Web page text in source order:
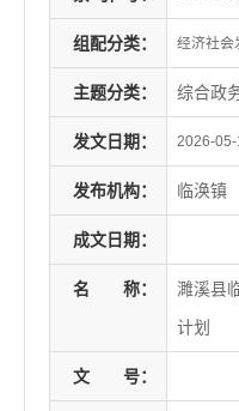
组配分类： 经济社会
主题分类： 综合政
发文日期： 2026-05-
发布机构： 临涣镇
成文日期：
名 称：
濉溪县
计划
文 号：